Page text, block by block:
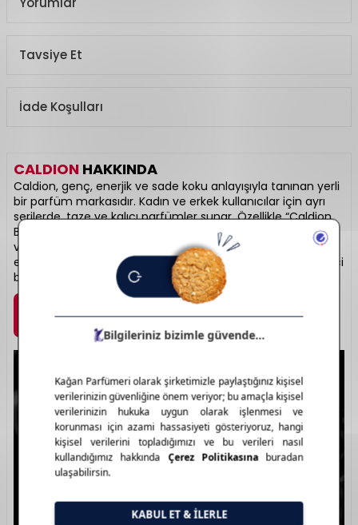
Tavsiye Et
İade Koşulları
CALDION HAKKINDA
Caldion, genç, enerjik ve sade koku anlayışıyla tanınan yerli
bir parfüm markasıdır. Kadın ve erkek kullanıcılar için ayrı
serilerde, taze ve kalıcı parfümler sunar. Özellikle “Caldion
Blue” serisiyle geniş kitlelere hitap etmiştir. Ulaşılabilir fiyatlı
ve günlük kullanıma uygun olmasıyla öne çıkar. Türkiye’nin
en bilinen parfüm markalarından biridir. Sade ama etkileyici
bir imza kokusu arayanlara: Caldion.
Marka Detayı